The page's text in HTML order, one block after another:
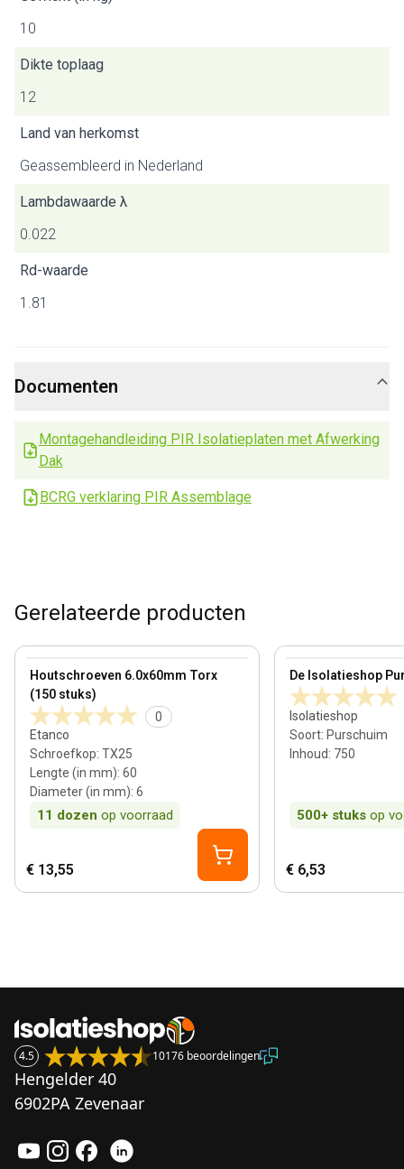
10
Dikte toplaag
12
Land van herkomst
Geassembleerd in Nederland
Lambdawaarde λ
0.022
Rd-waarde
1.81
Documenten
Montagehandleiding PIR Isolatieplaten met Afwerking
Dak
BCRG verklaring PIR Assemblage
Gerelateerde producten
Houtschroeven 6.0x60mm Torx
(150 stuks)
0
Etanco
Schroefkop: TX25
Lengte (in mm): 60
Diameter (in mm): 6
11 dozen op voorraad
View product
€ 13,55
De Isolatieshop
Isolatieshop
Soort: Purschuim
Inhoud: 750
500+ stuks op
View product
€ 6,53
4.5 10176 beoordelingen
Hengelder 40
6902PA Zevenaar